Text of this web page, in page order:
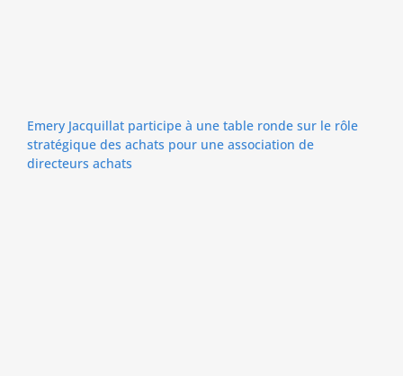
Emery Jacquillat participe à une table ronde sur le rôle
stratégique des achats pour une association de
directeurs achats